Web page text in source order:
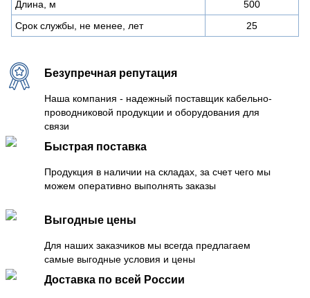
Длина, м
500
Срок службы, не менее, лет
25
Безупречная репутация
Наша компания - надежный поставщик кабельно-
проводниковой продукции и оборудования для
связи
Быстрая поставка
Продукция в наличии на складах, за счет чего мы
можем оперативно выполнять заказы
Выгодные цены
Для наших заказчиков мы всегда предлагаем
самые выгодные условия и цены
Доставка по всей России